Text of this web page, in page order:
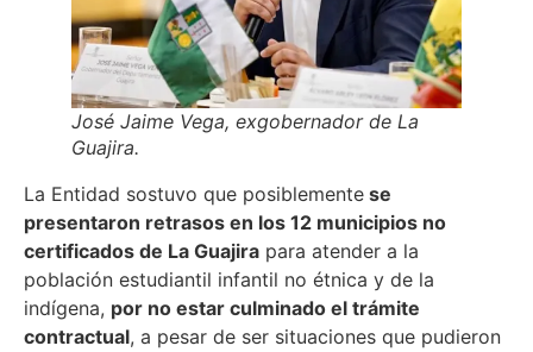
José Jaime Vega, exgobernador de La
Guajira.
La Entidad sostuvo que posiblemente se
presentaron retrasos en los 12 municipios no
certificados de La Guajira para atender a la
población estudiantil infantil no étnica y de la
indígena, por no estar culminado el trámite
contractual, a pesar de ser situaciones que pudieron